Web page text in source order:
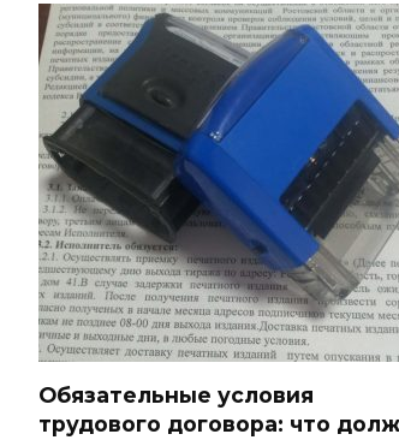
Обязательные условия
трудового договора: что